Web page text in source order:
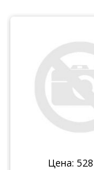
Цена: 528